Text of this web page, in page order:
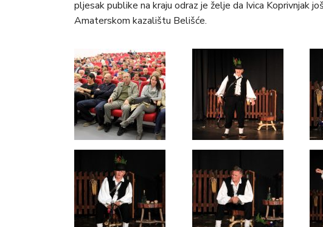
pljesak publike na kraju odraz je želje da Ivica Koprivnjak
Amaterskom kazalištu Belišće.